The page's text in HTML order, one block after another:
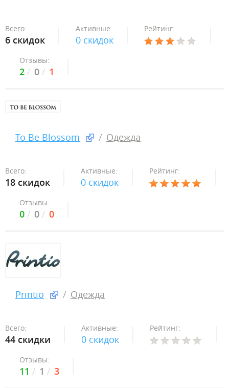
Всего:
6 скидок
Активные:
0 скидок
Рейтинг:
Отзывы:
2 0 1
To Be Blossom Одежда
Всего:
18 скидок
Активные:
0 скидок
Рейтинг:
Отзывы:
0 0 0
Printio Одежда
Всего:
44 скидки
Активные:
0 скидок
Рейтинг:
Отзывы:
11 1 3